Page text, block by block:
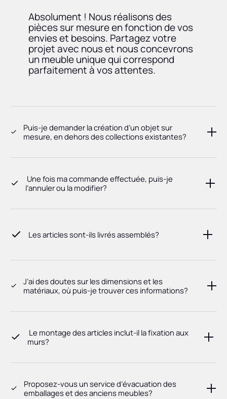
Absolument ! Nous réalisons des
pièces sur mesure en fonction de vos
envies et besoins. Partagez votre
projet avec nous et nous concevrons
un meuble unique qui correspond
parfaitement à vos attentes.
Puis-je demander la création d’un objet sur
mesure, en dehors des collections existantes?
Une fois ma commande effectuée, puis-je
l’annuler ou la modifier?
Les articles sont-ils livrés assemblés?
J’ai des doutes sur les dimensions et les
matériaux, où puis-je trouver ces informations?
Le montage des articles inclut-il la fixation aux
murs?
Proposez-vous un service d’évacuation des
emballages et des anciens meubles?